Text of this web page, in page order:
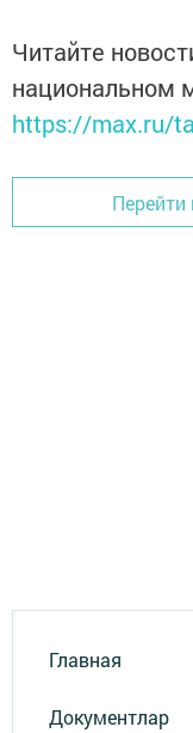
Читайте
национальном
https://max.ru/
Перейти
Главная
Документлар